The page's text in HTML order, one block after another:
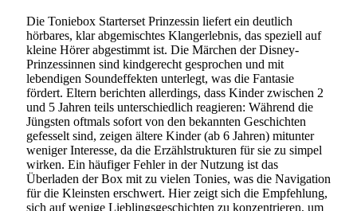
Die Toniebox Starterset Prinzessin liefert ein deutlich
hörbares, klar abgemischtes Klangerlebnis, das speziell auf
kleine Hörer abgestimmt ist. Die Märchen der Disney-
Prinzessinnen sind kindgerecht gesprochen und mit
lebendigen Soundeffekten unterlegt, was die Fantasie
fördert. Eltern berichten allerdings, dass Kinder zwischen 2
und 5 Jahren teils unterschiedlich reagieren: Während die
Jüngsten oftmals sofort von den bekannten Geschichten
gefesselt sind, zeigen ältere Kinder (ab 6 Jahren) mitunter
weniger Interesse, da die Erzählstrukturen für sie zu simpel
wirken. Ein häufiger Fehler in der Nutzung ist das
Überladen der Box mit zu vielen Tonies, was die Navigation
für die Kleinsten erschwert. Hier zeigt sich die Empfehlung,
sich auf wenige Lieblingsgeschichten zu konzentrieren, um